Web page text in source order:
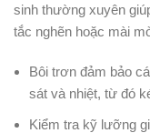
sinh thường xuyên
tắc nghẽn hoặc mài
Bôi trơn đảm bảo
sát và nhiệt, từ đó
Kiểm tra kỹ lưỡng